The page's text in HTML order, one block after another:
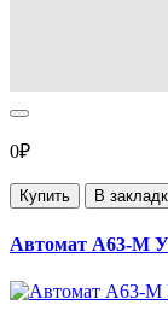
0₽
Купить В
Автомат А63-М